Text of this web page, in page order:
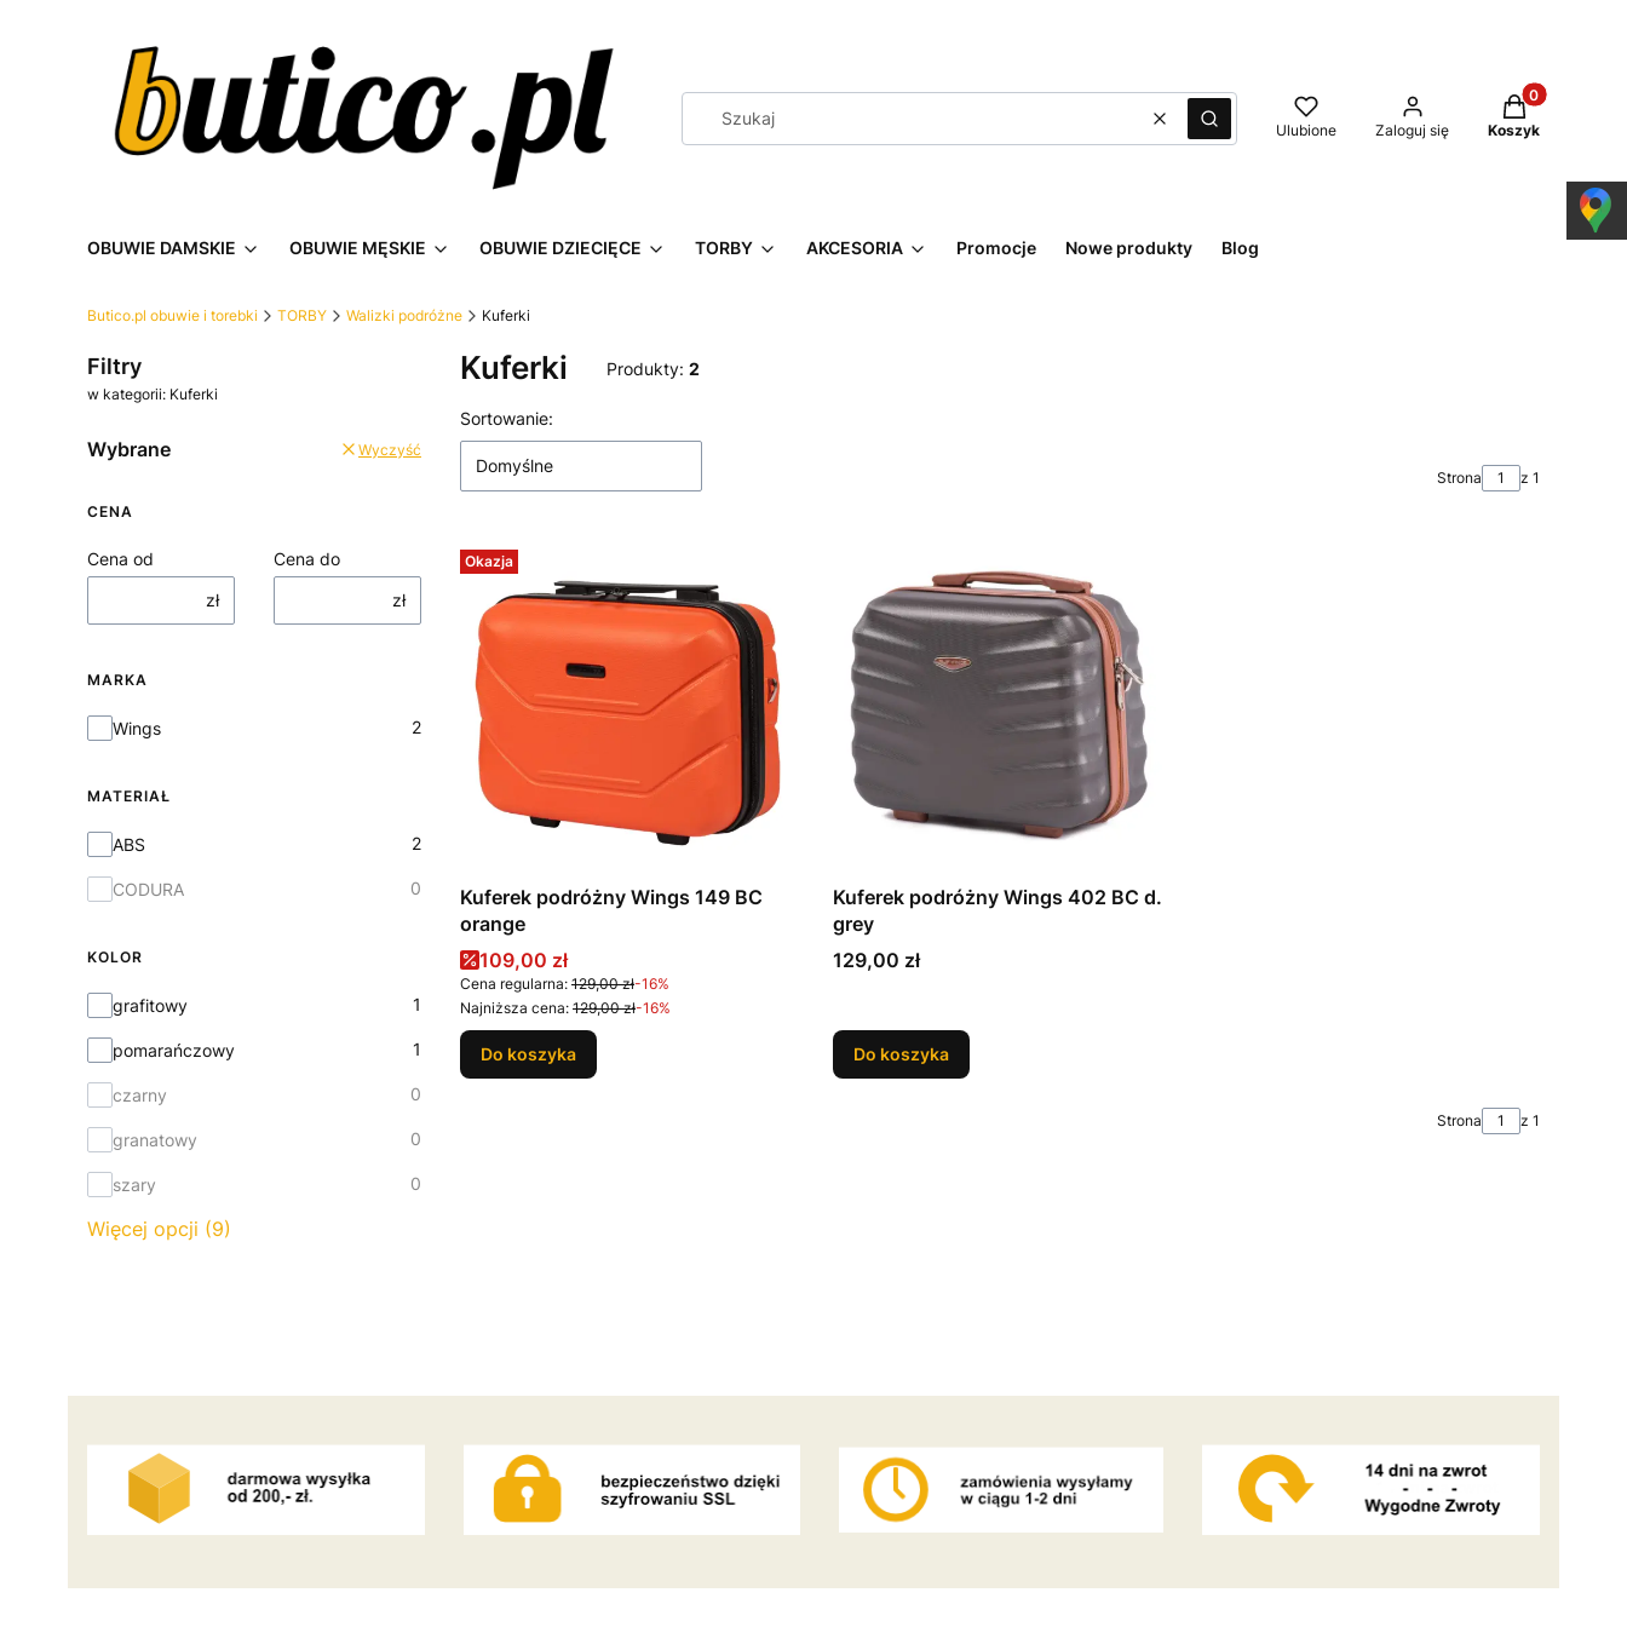
WyczyśćSzukaj Ulubione Zaloguj się
Produkty w
Koszyk
OBUWIE DAMSKIE OBUWIE MĘSKIE OBUWIE DZIECIĘCE TORBY AKCESORIA Promocje Nowe produkty Blog
Butico.pl obuwie i torebki TORBY Walizki podróżne Kuferki
Filtry
w kategorii: Kuferki
Wybrane Wyczyść
CENA
Cena od
zł
Cena do
zł
MARKA
Marka
Wings 2
MATERIAŁ
Materiał
ABS 2
CODURA 0
KOLOR
Kolor
grafitowy 1
pomarańczowy 1
czarny 0
granatowy 0
szary 0
Więcej opcji (9)
Kuferki Produkty: 2
Lista produktów
Sortowanie:
Domyślne
Strona z 1
Okazja
Kuferek podróżny Wings 149 BC
orange
Cena promocyjna
109,00 zł
Cena regularna: 129,00 zł-16%
Najniższa cena: 129,00 zł-16%
Do koszyka
Kuferek podróżny Wings 402 BC d.
grey
Cena
129,00 zł
Do koszyka
Strona z 1